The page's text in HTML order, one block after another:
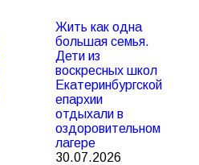
Жить как одна
большая семья.
Дети из
воскресных школ
Екатеринбургской
епархии
отдыхали в
оздоровительном
лагере
30.07.2026